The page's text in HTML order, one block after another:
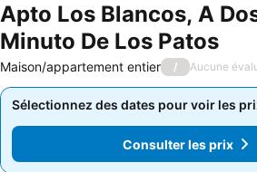
Apto Los Blancos, A
Minuto De Los Patos
Maison/appartement entier / Aucune
Sélectionnez des dates pour voir les
Consulter les prix
Sélectionnez des dates pour voir les
Consulter les prix